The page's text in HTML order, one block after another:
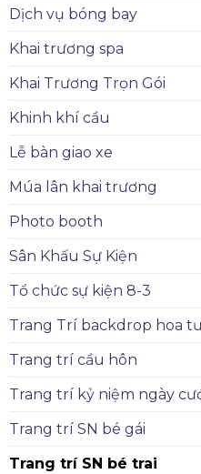
Dịch vụ bóng bay
Khai trương spa
Khai Trương Trọn Gói
Khinh khí cầu
Lễ bàn giao xe
Múa lân khai trương
Photo booth
Sân Khấu Sự Kiện
Tổ chức sự kiện 8-3
Trang Trí backdrop hoa
Trang trí cầu hôn
Trang trí kỷ niệm ngày
Trang trí SN bé gái
Trang trí SN bé trai